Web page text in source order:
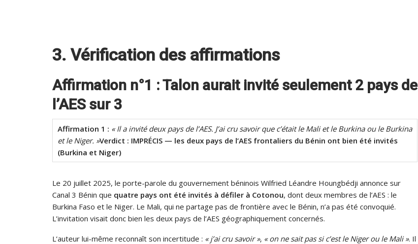
3. Vérification des affirmations
Affirmation n°1 : Talon aurait invité seulement 2 pays de
l’AES sur 3
Affirmation 1 : « Il a invité deux pays de l’AES. J’ai cru savoir que c’était le Mali et le Burkina ou le Burkina
et le Niger. »Verdict : IMPRÉCIS — les deux pays de l’AES frontaliers du Bénin ont bien été invités
(Burkina et Niger)
Le 20 juillet 2025, le porte-parole du gouvernement béninois Wilfried Léandre Houngbédji annonce sur
Canal 3 Bénin que quatre pays ont été invités à défiler à Cotonou, dont deux membres de l’AES : le
Burkina Faso et le Niger. Le Mali, qui ne partage pas de frontière avec le Bénin, n’a pas été convoquié.
L’invitation visait donc bien les deux pays de l’AES géographiquement concernés.
L’auteur lui-même reconnaît son incertitude : « j’ai cru savoir », « on ne sait pas si c’est le Niger ou le Mali ». Il